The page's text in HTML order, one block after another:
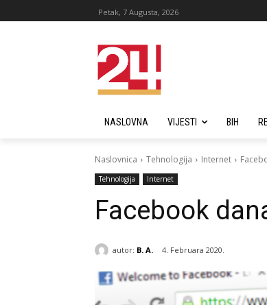
Petak, 7 Augusta, 2026
NASLOVNA VIJESTI BIH
Naslovnica Tehnologija Internet
Tehnologija Internet
Facebook
autor: B. A. 4. Februara 2020.